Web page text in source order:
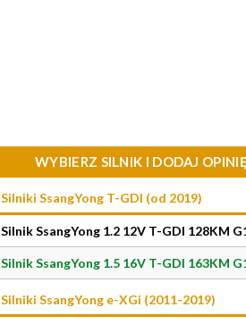
WYBIERZ SILNIK I DODAJ OPINIĘ
Silniki SsangYong T-GDI (od 2019)
Silnik SsangYong 1.2 12V T-GDI 128KM
Silnik SsangYong 1.5 16V T-GDI 163KM
Silniki SsangYong e-XGi (2011-2019)